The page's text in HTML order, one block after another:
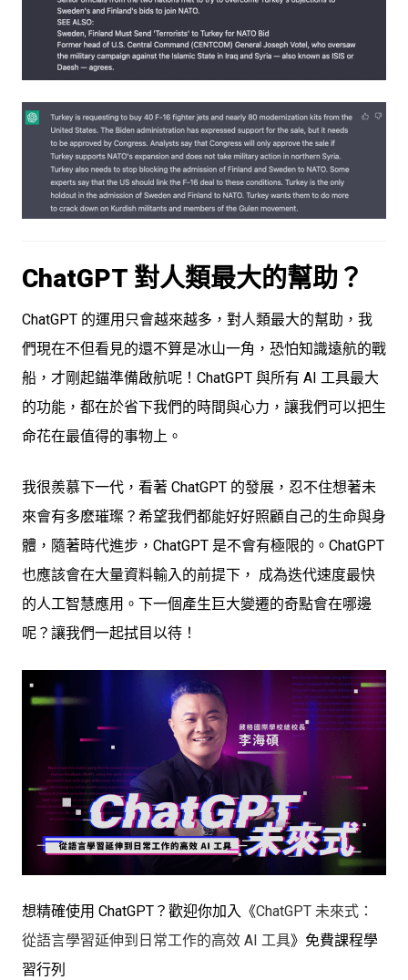
ChatGPT 對人類最大的幫助？
ChatGPT 的運用只會越來越多，對人類最大的幫助，我
們現在不但看見的還不算是冰山一角，恐怕知識遠航的戰
船，才剛起錨準備啟航呢！ChatGPT 與所有 AI 工具最大
的功能，都在於省下我們的時間與心力，讓我們可以把生
命花在最值得的事物上。
我很羨慕下一代，看著 ChatGPT 的發展，忍不住想著未
來會有多麽璀璨？希望我們都能好好照顧自己的生命與身
體，隨著時代進步，ChatGPT 是不會有極限的。ChatGPT
也應該會在大量資料輸入的前提下， 成為迭代速度最快
的人工智慧應用。下一個產生巨大變遷的奇點會在哪邊
呢？讓我們一起拭目以待！
想精確使用 ChatGPT？歡迎你加入《ChatGPT 未來式：
從語言學習延伸到日常工作的高效 AI 工具》免費課程學
習行列